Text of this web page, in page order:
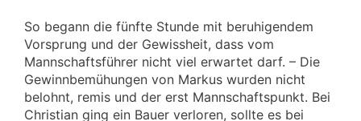
So begann die fünfte Stunde mit beruhigendem
Vorsprung und der Gewissheit, dass vom
Mannschaftsführer nicht viel erwartet darf. – Die
Gewinnbemühungen von Markus wurden nicht
belohnt, remis und der erst Mannschaftspunkt. Bei
Christian ging ein Bauer verloren, sollte es bei